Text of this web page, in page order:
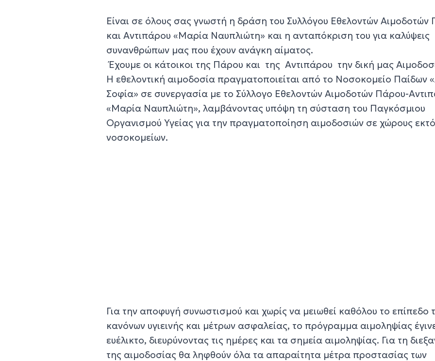
Είναι σε όλους σας γνωστή η δράση του Συλλόγου Εθελοντών Αιμοδοτών
και Αντιπάρου «Μαρία Ναυπλιώτη» και η ανταπόκριση του για καλύψεις
συνανθρώπων μας που έχουν ανάγκη αίματος.
Έχουμε οι κάτοικοι της Πάρου και της Αντιπάρου την δική μας
Η εθελοντική αιμοδοσία πραγματοποιείται από το Νοσοκομείο Παίδων
Σοφία» σε συνεργασία με το Σύλλογο Εθελοντών Αιμοδοτών Πάρου-
«Μαρία Ναυπλιώτη», λαμβάνοντας υπόψη τη σύσταση του Παγκόσμιου
Οργανισμού Υγείας για την πραγματοποίηση αιμοδοσιών σε χώρους
νοσοκομείων.
Για την αποφυγή συνωστισμού και χωρίς να μειωθεί καθόλου το επίπεδο
κανόνων υγιεινής και μέτρων ασφαλείας, το πρόγραμμα αιμοληψίας
ευέλικτο, διευρύνοντας τις ημέρες και τα σημεία αιμοληψίας. Για τη
της αιμοδοσίας θα ληφθούν όλα τα απαραίτητα μέτρα προστασίας των